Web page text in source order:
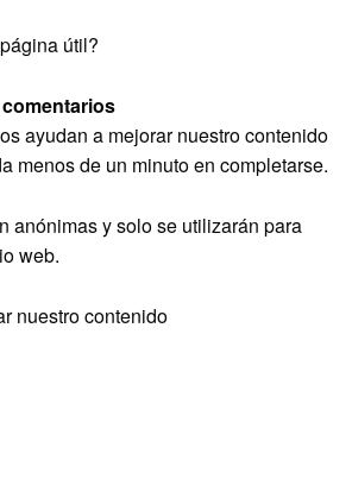
útil?
ayudan a mejorar nuestro contenido
menos de un minuto en completarse.
anónimas y solo se utilizarán para
web.
nuestro contenido